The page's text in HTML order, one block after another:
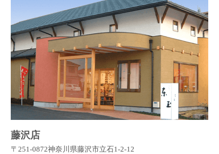
藤沢店
〒251-0872神奈川県藤沢市立石1-2-12